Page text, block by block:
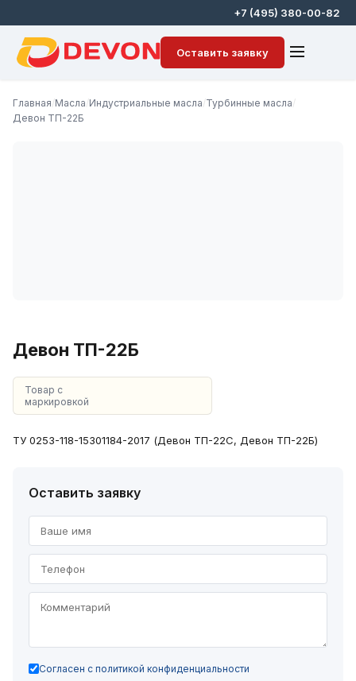
+7 (495) 380-00-82
Оставить заявку
Главная Масла Индустриальные масла Турбинные масла
Девон ТП-22Б
Девон ТП-22Б
Товар с
маркировкой
ТУ 0253-118-15301184-2017 (Девон ТП-22С, Девон ТП-22Б)
Оставить заявку
Согласен с политикой конфиденциальности